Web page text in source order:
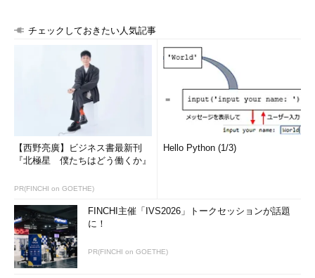
チェックしておきたい人気記事
【西野亮廣】ビジネス書最新刊
『北極星 僕たちはどう働くか』
PR(FINCHI on GOETHE)
Hello Python (1/3)
FINCHI主催「IVS2026」トークセッションが話題
に！
PR(FINCHI on GOETHE)